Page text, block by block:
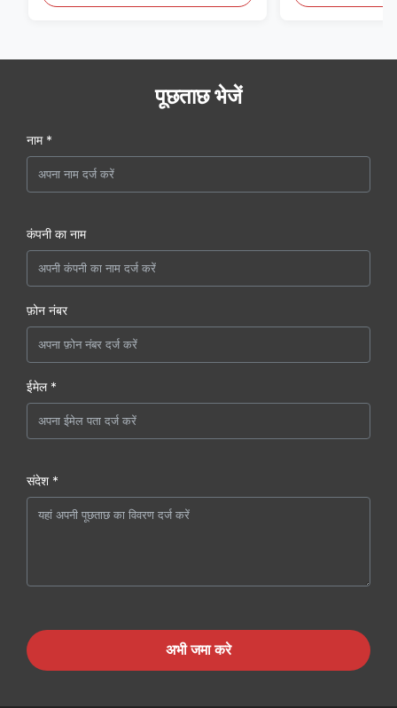
पूछताछ भेजें
नाम *
कंपनी का नाम
फ़ोन नंबर
ईमेल *
संदेश *
अभी जमा करे